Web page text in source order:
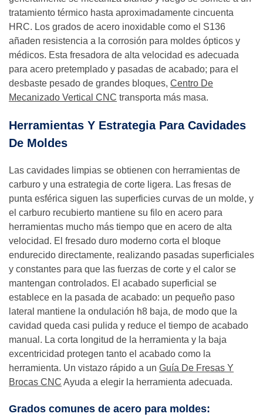
tratamiento térmico hasta aproximadamente cincuenta
HRC. Los grados de acero inoxidable como el S136
añaden resistencia a la corrosión para moldes ópticos y
médicos. Esta fresadora de alta velocidad es adecuada
para acero pretemplado y pasadas de acabado; para el
desbaste pesado de grandes bloques, Centro De
Mecanizado Vertical CNC transporta más masa.
Herramientas Y Estrategia Para Cavidades
De Moldes
Las cavidades limpias se obtienen con herramientas de
carburo y una estrategia de corte ligera. Las fresas de
punta esférica siguen las superficies curvas de un molde, y
el carburo recubierto mantiene su filo en acero para
herramientas mucho más tiempo que en acero de alta
velocidad. El fresado duro moderno corta el bloque
endurecido directamente, realizando pasadas superficiales
y constantes para que las fuerzas de corte y el calor se
mantengan controlados. El acabado superficial se
establece en la pasada de acabado: un pequeño paso
lateral mantiene la ondulación h8 baja, de modo que la
cavidad queda casi pulida y reduce el tiempo de acabado
manual. La corta longitud de la herramienta y la baja
excentricidad protegen tanto el acabado como la
herramienta. Un vistazo rápido a un Guía De Fresas Y
Brocas CNC Ayuda a elegir la herramienta adecuada.
Grados comunes de acero para moldes: